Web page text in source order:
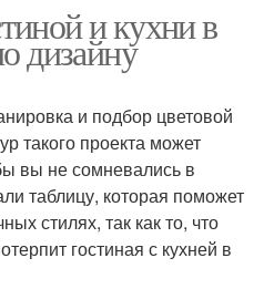
и кухни в
дизайну
и подбор цветовой
такого проекта может
вы не сомневались в
таблицу, которая поможет
стилях, так как то, что
гостиная с кухней в